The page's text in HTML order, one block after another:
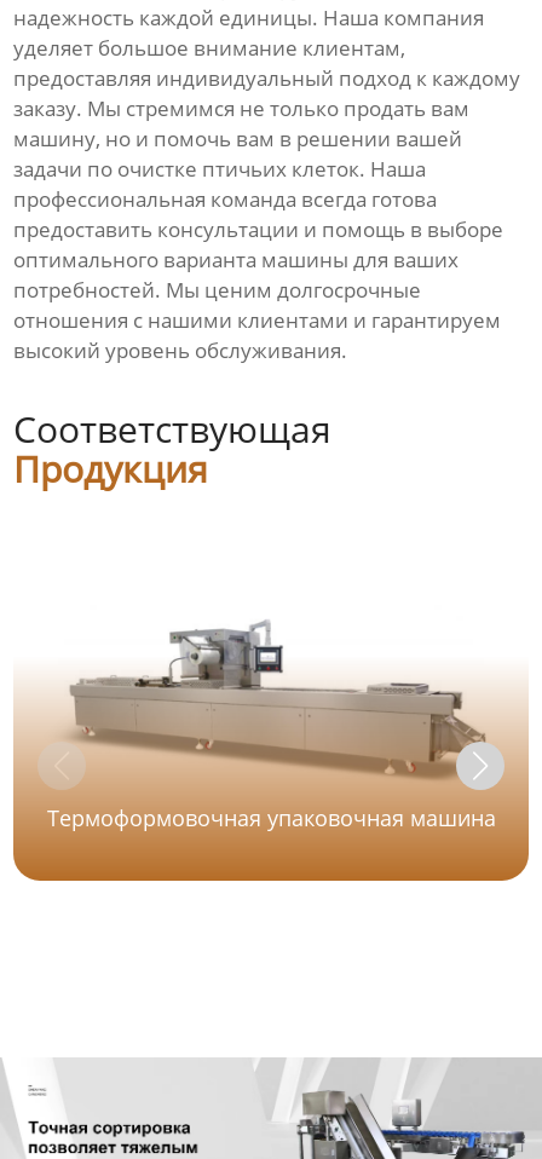
надежность каждой единицы. Наша компания
уделяет большое внимание клиентам,
предоставляя индивидуальный подход к каждому
заказу. Мы стремимся не только продать вам
машину, но и помочь вам в решении вашей
задачи по очистке птичьих клеток. Наша
профессиональная команда всегда готова
предоставить консультации и помощь в выборе
оптимального варианта машины для ваших
потребностей. Мы ценим долгосрочные
отношения с нашими клиентами и гарантируем
высокий уровень обслуживания.
Соответствующая
Продукция
Термоформовочная упаковочная машина